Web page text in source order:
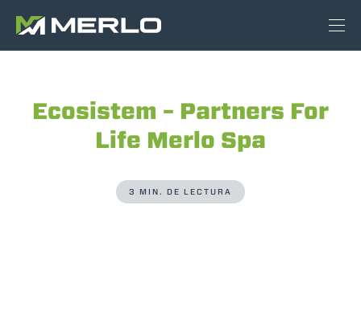
Ecosistem – Partners For
Life Merlo Spa
3 MIN. DE LECTURA